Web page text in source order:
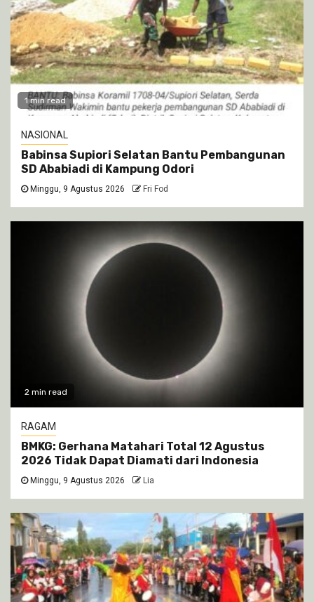
1 min read
NASIONAL
Babinsa Supiori Selatan Bantu Pembangunan
SD Ababiadi di Kampung Odori
Minggu, 9 Agustus 2026 Fri Fod
2 min read
RAGAM
BMKG: Gerhana Matahari Total 12 Agustus
2026 Tidak Dapat Diamati dari Indonesia
Minggu, 9 Agustus 2026 Lia